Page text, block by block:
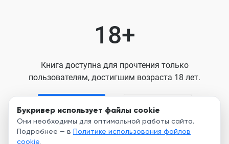
Букривер использует файлы cookie
Они необходимы для оптимальной работы сайта.
Подробнее — в Политике использования файлов
cookie.
18+
Книга доступна для прочтения только
пользователям, достигшим возраста 18 лет.
Нажимая кнопку, я принимаю условия